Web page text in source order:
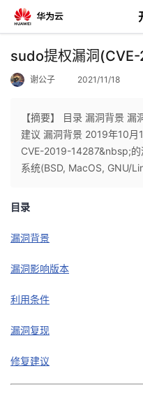
返
个
人
主
页
我
的
开
发
者
sudo提权漏洞
谢公子 2021/11/18
【摘要】 目录 漏洞背景
建议 漏洞背景 2019年10
CVE-2019-14287&nbsp;
系统(BSD, MacOS, GNU/
目录
漏洞背景
漏洞影响版本
利用条件
漏洞复现
修复建议